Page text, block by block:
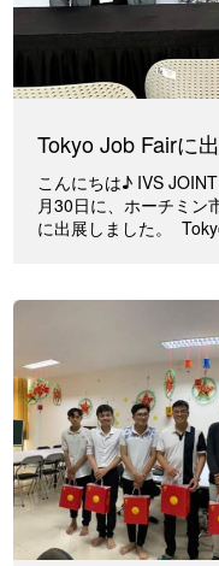
Tokyo Job Fairに
こんにちは♪ IVS
月30日に、ホーチミン
に出展しました。